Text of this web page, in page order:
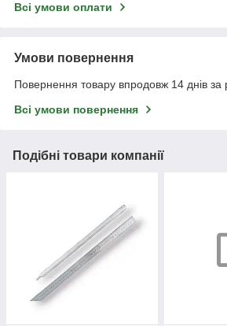
Всі умови оплати
Умови повернення
Повернення товару впродовж 14 днів за
Всі умови повернення
Подібні товари компанії